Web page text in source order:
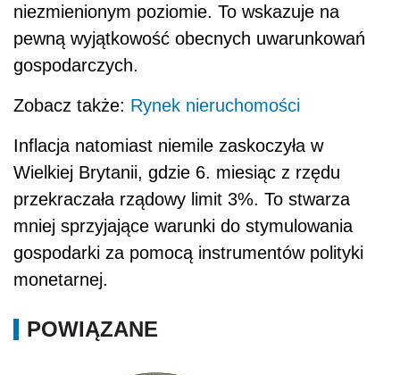
niezmienionym poziomie. To wskazuje na
pewną wyjątkowość obecnych uwarunkowań
gospodarczych.
Zobacz także: Rynek nieruchomości
Inflacja natomiast niemile zaskoczyła w
Wielkiej Brytanii, gdzie 6. miesiąc z rzędu
przekraczała rządowy limit 3%. To stwarza
mniej sprzyjające warunki do stymulowania
gospodarki za pomocą instrumentów polityki
monetarnej.
POWIĄZANE